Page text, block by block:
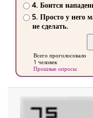
4. Боится
5. Просто у него
не сделать.
Всего проголосовало
1 человек
Прошлые опросы